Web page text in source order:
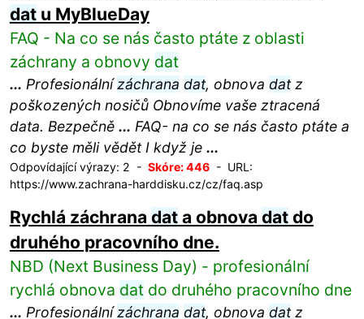
datu MyBlueDay
FAQ - Na co se nás často ptáte z oblasti
záchrany a obnovy dat
... Profesionálnízáchrana dat, obnova datz
poškozených nosičů Obnovíme vaše ztracená
data. Bezpečně ... FAQ- na co se nás často ptáte a
co byste měli vědět I když je ...
Odpovídající výrazy: 2 - Skóre: 446- URL:
https://www.zachrana-harddisku.cz/cz/faq.asp
Rychlá záchrana data obnova datdo
druhého pracovního dne.
NBD (Next Business Day) - profesionální
rychlá obnova datdo druhého pracovního dne
... Profesionálnízáchrana dat, obnova datz